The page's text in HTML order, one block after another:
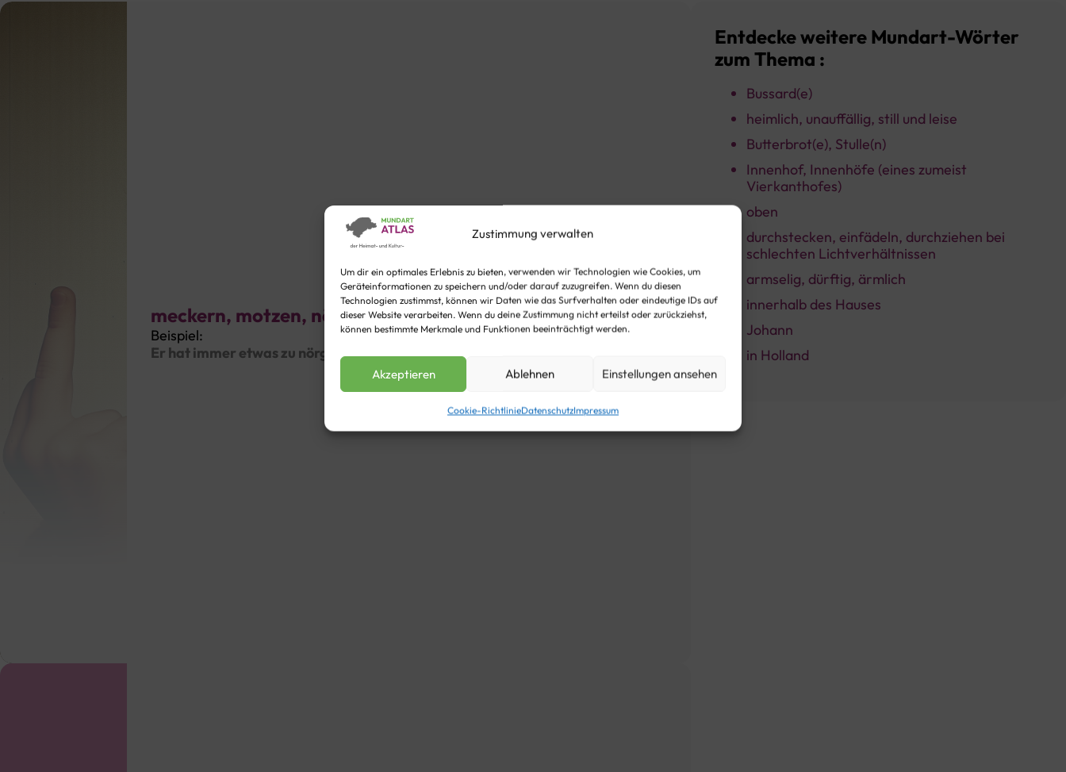
Zustimmung verwalten
Um dir ein optimales Erlebnis zu bieten, verwenden wir Technologien wie Cookies, um
Geräteinformationen zu speichern und/oder darauf zuzugreifen. Wenn du diesen
Technologien zustimmst, können wir Daten wie das Surfverhalten oder eindeutige IDs auf
dieser Website verarbeiten. Wenn du deine Zustimmung nicht erteilst oder zurückziehst,
können bestimmte Merkmale und Funktionen beeinträchtigt werden.
Akzeptieren Ablehnen Einstellungen ansehen
Cookie-RichtlinieDatenschutzImpressum
meckern, motzen, nörgeln
Beispiel:
Er hat immer etwas zu nörgeln.
Entdecke weitere Mundart-Wörter
zum Thema :
Bussard(e)
heimlich, unauffällig, still und leise
Butterbrot(e), Stulle(n)
Innenhof, Innenhöfe (eines zumeist
Vierkanthofes)
oben
durchstecken, einfädeln, durchziehen bei
schlechten Lichtverhältnissen
armselig, dürftig, ärmlich
innerhalb des Hauses
Johann
in Holland